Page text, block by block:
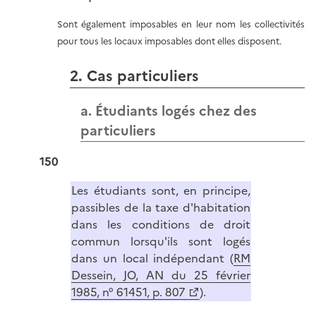
Sont également imposables en leur nom les collectivités
pour tous les locaux imposables dont elles disposent.
2. Cas particuliers
a. Étudiants logés chez des
particuliers
150
Les étudiants sont, en principe,
passibles de la taxe d'habitation
dans les conditions de droit
commun lorsqu'ils sont logés
dans un local indépendant (RM
Dessein, JO, AN du 25 février
1985, n° 61451, p. 807
).